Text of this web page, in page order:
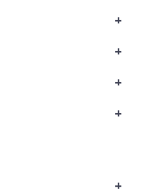
+
+
+
+
+